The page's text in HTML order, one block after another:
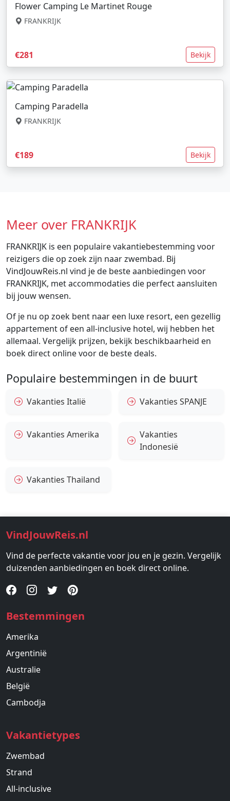
Flower Camping Le Martinet Rouge
FRANKRIJK
€281 Bekijk
Camping Paradella
FRANKRIJK
€189 Bekijk
Meer over FRANKRIJK
FRANKRIJK is een populaire vakantiebestemming voor
reizigers die op zoek zijn naar zwembad. Bij
VindJouwReis.nl vind je de beste aanbiedingen voor
FRANKRIJK, met accommodaties die perfect aansluiten
bij jouw wensen.
Of je nu op zoek bent naar een luxe resort, een gezellig
appartement of een all-inclusive hotel, wij hebben het
allemaal. Vergelijk prijzen, bekijk beschikbaarheid en
boek direct online voor de beste deals.
Populaire bestemmingen in de buurt
Vakanties Italië Vakanties SPANJE
Vakanties Amerika
Vakanties
Indonesië
Vakanties Thailand
VindJouwReis.nl
Vind de perfecte vakantie voor jou en je gezin. Vergelijk
duizenden aanbiedingen en boek direct online.
Bestemmingen
Amerika
Argentinië
Australie
België
Cambodja
Vakantietypes
Zwembad
Strand
All-inclusive